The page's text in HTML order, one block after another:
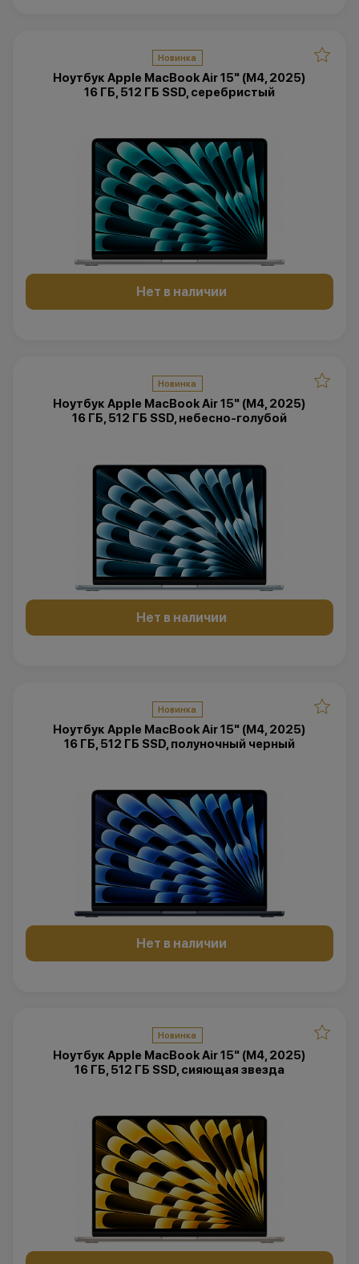
Новинка
Ноутбук Apple MacBook Air 15" (M4, 2025)
16 ГБ, 512 ГБ SSD, серебристый
Нет в наличии
Новинка
Ноутбук Apple MacBook Air 15" (M4, 2025)
16 ГБ, 512 ГБ SSD, небесно-голубой
Нет в наличии
Новинка
Ноутбук Apple MacBook Air 15" (M4, 2025)
16 ГБ, 512 ГБ SSD, полуночный черный
Нет в наличии
Новинка
Ноутбук Apple MacBook Air 15" (M4, 2025)
16 ГБ, 512 ГБ SSD, сияющая звезда